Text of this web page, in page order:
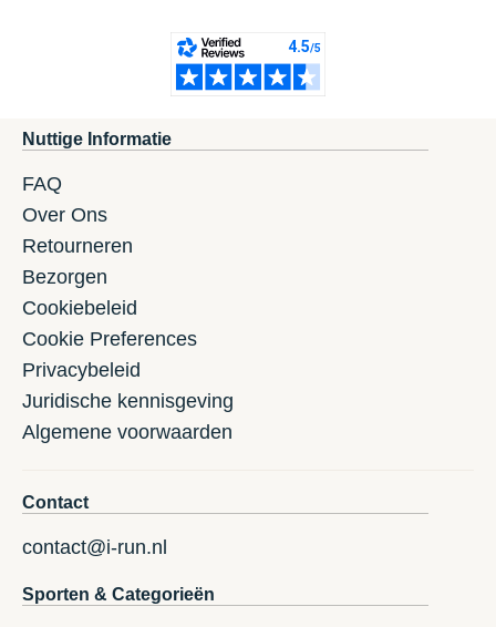
Nuttige Informatie
FAQ
Over Ons
Retourneren
Bezorgen
Cookiebeleid
Cookie Preferences
Privacybeleid
Juridische kennisgeving
Algemene voorwaarden
Contact
contact@i-run.nl
Sporten & Categorieën